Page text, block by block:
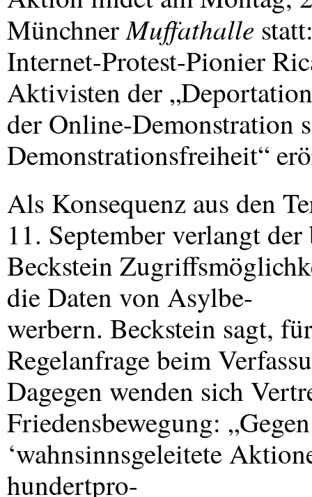
MünchnerMuffathalle
Internet-Protest-Pionier
Aktivisten der
der Online-Demonstration
Demonstrationsfreiheit“
Als Konsequenz aus den
11. September verlangt
Beckstein
die Daten von Asylbe-
werbern. Beckstein sagt,
Regelanfrage beim
Dagegen wenden sich
Friedensbewegung:
‘wahnsinnsgeleitete
hundertpro-